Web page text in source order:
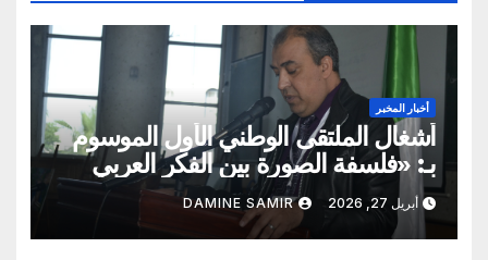
أخبار المخبر
أشغال الملتقى الوطني الأول الموسوم
بـ: «فلسفة الصورة بين الفكر العربي
الإسلامي والفكر الغربي: من الميتافيزيقيا
المتعالية إلى الممارسة الثقافية»
أبريل 27, 2026 DAMINE SAMIR